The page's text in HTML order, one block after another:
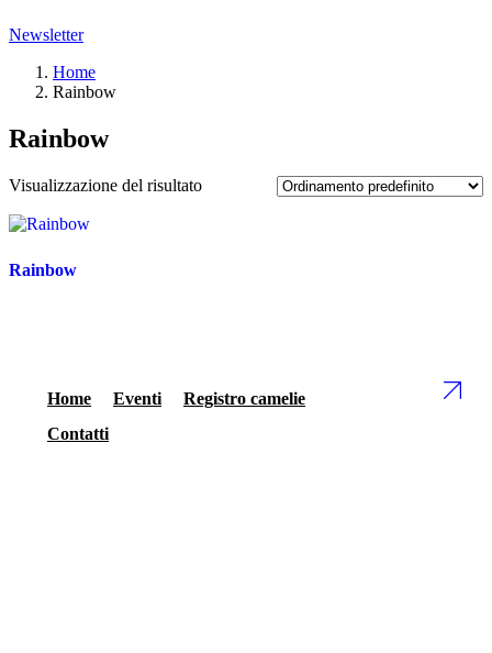
Newsletter
Home
Rainbow
Rainbow
Visualizzazione del risultato
Rainbow
Home Eventi
Registro camelie
Contatti